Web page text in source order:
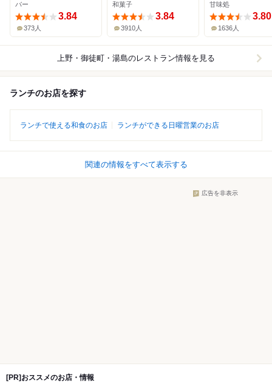
バー
3.84
373人
和菓子
3.84
3910人
甘味処
3.80
1636人
上野・御徒町・湯島のレストラン情報を見る
ランチのお店を探す
ランチで使える和食のお店 ランチができる日曜営業のお店
関連の情報をすべて表示する
広告を非表示
[PR]おススメのお店・情報